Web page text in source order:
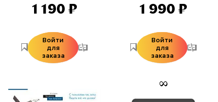
1 190 ₽
Войти
для
заказа
1 990 ₽
Войти
для
заказа